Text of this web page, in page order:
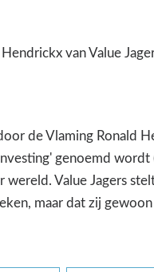
van Value
de Vlaming Ronald
genoemd
Value Jagers
maar dat zij